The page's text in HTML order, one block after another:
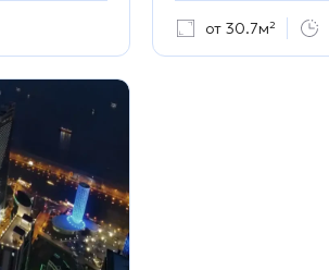
от 30.7м²